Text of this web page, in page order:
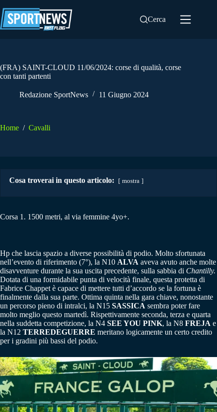
al
contenuto
Cerca
(FRA) SAINT-CLOUD 11/06/2024: corse di qualità, corse
con tanti partenti
Redazione SportNews 11 Giugno 2024
Home / Cavalli
Cosa troverai in questo articolo: mostra
Corsa 1. 1500 metri, al via femmine 4yo+.
Hp che lascia spazio a diverse possibilità di podio. Molto sfortunata
nell’evento di riferimento (7°), la N10 ALVA aveva avuto anche molte
disavventure durante la sua uscita precedente, sulla sabbia di Chantilly.
Dotata di una formidabile punta di velocità finale, questa protetta di
Fabrice Chappet è capace di mettere tutti d’accordo se la fortuna è
finalmente dalla sua parte. Ottima quinta nella gara chiave, nonostante
un percorso pieno di intralci, la N15 SASSICA sembra poter fare
molto meglio questo martedì. Rispettivamente seconda, terza e quarta
nella suddetta competizione, la N4 SEE YOU PINK, la N8 FREJA e
la N12 TERREDEGUERRE meritano logicamente un certo credito
per i gradini più bassi del podio.